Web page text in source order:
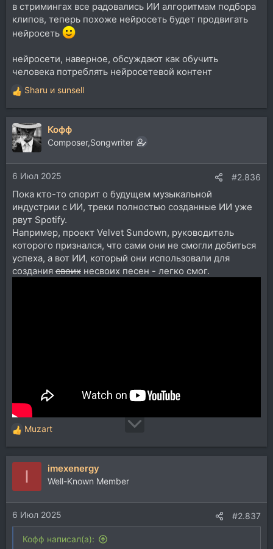
в стримингах все радовались ИИ алгоритмам подбора
клипов, теперь похоже нейросеть будет продвигать
нейросеть
нейросети, наверное, обсуждают как обучить
человека потреблять нейросетевой контент
Р
е
а
к
ц
и
и
:
Sharu и sunsell
Кофф
Composer,Songwriter
6 Июл 2025 #2.836
Пока кто-то спорит о будущем музыкальной
индустрии с ИИ, треки полностью созданные ИИ уже
рвут Spotify.
Например, проект Velvet Sundown, руководитель
которого признался, что сами они не смогли добиться
успеха, а вот ИИ, который они использовали для
создания своих несвоих песен - легко смог.
Р
е
а
и
и
:
Muzart
I imexenergy
Well-Known Member
6 Июл 2025 #2.837
Кофф написал(а):